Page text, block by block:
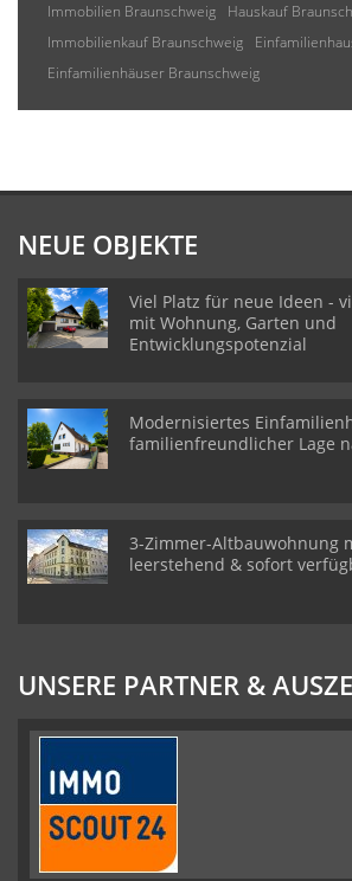
Immobilien Braunschweig
Hauskauf
Immobilienkauf Braunschweig
Einfamilienhäuser Braunschweig
NEUE OBJEKTE
Viel Platz für neue Ideen -
mit Wohnung, Garten und
Entwicklungspotenzial
Modernisiertes
familienfreundlicher Lage
3-Zimmer-Altbauwohnung
leerstehend & sofort
UNSERE PARTNER &